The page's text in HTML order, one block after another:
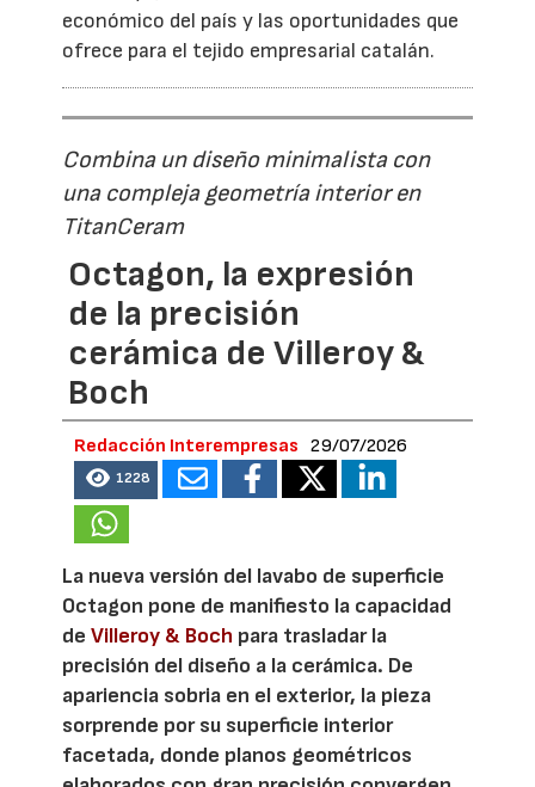
económico del país y las oportunidades que
ofrece para el tejido empresarial catalán.
Combina un diseño minimalista con
una compleja geometría interior en
TitanCeram
Octagon, la expresión
de la precisión
cerámica de Villeroy &
Boch
Redacción Interempresas 29/07/2026
1228
La nueva versión del lavabo de superficie
Octagon pone de manifiesto la capacidad
deVilleroy & Boch para trasladar la
precisión del diseño a la cerámica. De
apariencia sobria en el exterior, la pieza
sorprende por su superficie interior
facetada, donde planos geométricos